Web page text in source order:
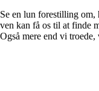
Se en lun forestilling
ven kan få os til at finde
Også mere end vi troede,